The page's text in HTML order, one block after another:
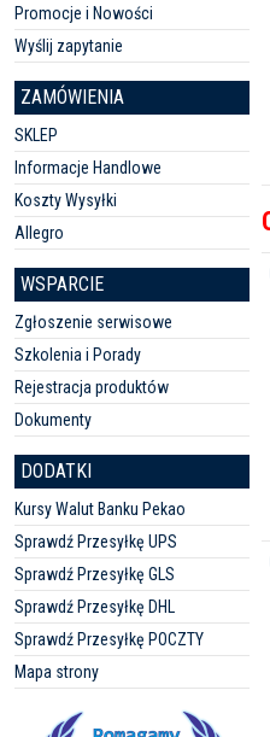
Promocje i Nowości
Wyślij zapytanie
ZAMÓWIENIA
SKLEP
Informacje Handlowe
Koszty Wysyłki
Allegro
WSPARCIE
Zgłoszenie serwisowe
Szkolenia i Porady
Rejestracja produktów
Dokumenty
DODATKI
Kursy Walut Banku Pekao
Sprawdź Przesyłkę UPS
Sprawdź Przesyłkę GLS
Sprawdź Przesyłkę DHL
Sprawdź Przesyłkę POCZTY
Mapa strony